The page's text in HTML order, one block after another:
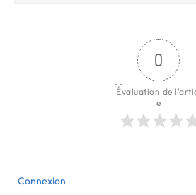
0
Évaluation de
e
Connexion